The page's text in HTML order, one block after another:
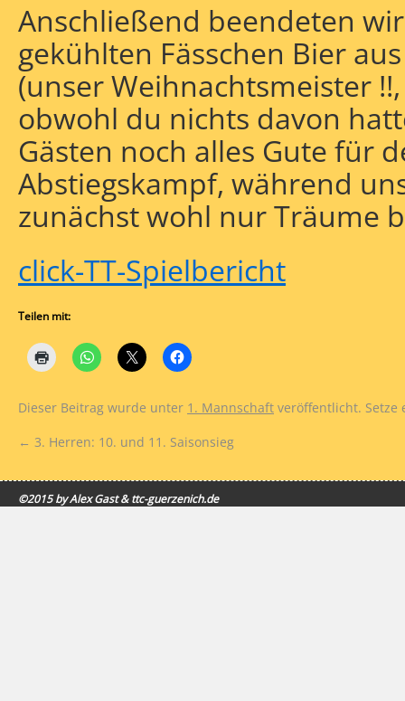
Anschließend beendeten
gekühlten Fässchen Bier
(unser Weihnachtsmeister
obwohl du nichts davon
Gästen noch alles Gute für
Abstiegskampf, während
zunächst wohl nur Träume
click-TT-Spielbericht
Teilen mit:
Dieser Beitrag wurde unter 1. Mannschaft veröffentlicht. Setze
← 3. Herren: 10. und 11. Saisonsieg
©2015 by Alex Gast & ttc-guerzenich.de